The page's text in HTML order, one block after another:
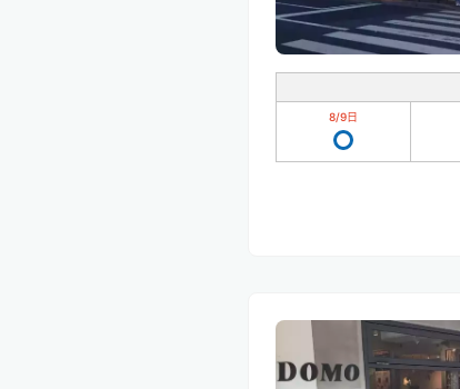
8/9日